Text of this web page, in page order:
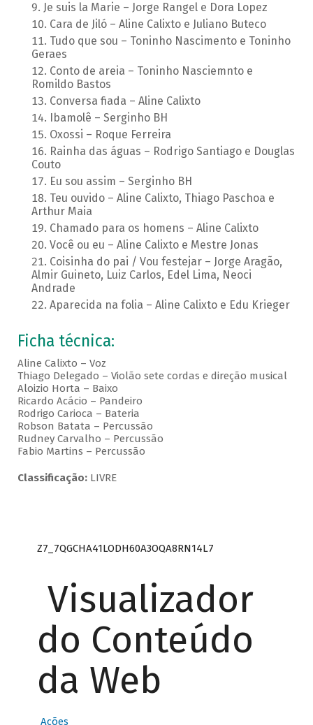
Je suis la Marie – Jorge Rangel e Dora Lopez
Cara de Jiló – Aline Calixto e Juliano Buteco
Tudo que sou – Toninho Nascimento e Toninho
Geraes
Conto de areia – Toninho Nasciemnto e
Romildo Bastos
Conversa fiada – Aline Calixto
Ibamolê – Serginho BH
Oxossi – Roque Ferreira
Rainha das águas – Rodrigo Santiago e Douglas
Couto
Eu sou assim – Serginho BH
Teu ouvido – Aline Calixto, Thiago Paschoa e
Arthur Maia
Chamado para os homens – Aline Calixto
Você ou eu – Aline Calixto e Mestre Jonas
Coisinha do pai / Vou festejar – Jorge Aragão,
Almir Guineto, Luiz Carlos, Edel Lima, Neoci
Andrade
Aparecida na folia – Aline Calixto e Edu Krieger
Ficha técnica:
Aline Calixto – Voz
Thiago Delegado – Violão sete cordas e direção musical
Aloizio Horta – Baixo
Ricardo Acácio – Pandeiro
Rodrigo Carioca – Bateria
Robson Batata – Percussão
Rudney Carvalho – Percussão
Fabio Martins – Percussão
Classificação:LIVRE
Z7_7QGCHA41LODH60A3OQA8RN14L7
Visualizador
do Conteúdo
da Web
Ações